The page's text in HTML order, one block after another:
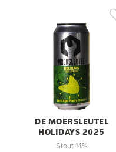
DE MOERSLEUTEL
HOLIDAYS 2025
Stout 14%